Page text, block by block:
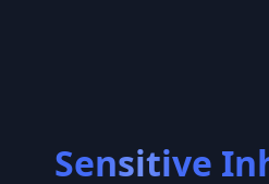
Sensitive